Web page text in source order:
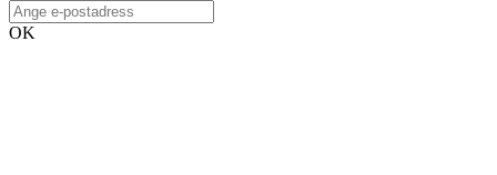
OK